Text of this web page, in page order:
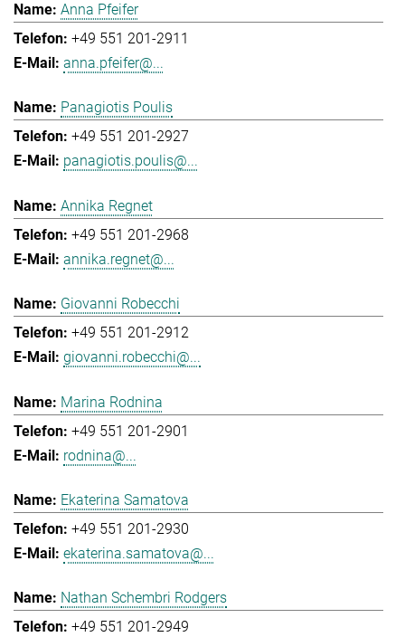
Anna Pfeifer
+49 551 201-2911
anna.pfeifer@...
Panagiotis Poulis
+49 551 201-2927
panagiotis.poulis@...
Annika Regnet
+49 551 201-2968
annika.regnet@...
Giovanni Robecchi
+49 551 201-2912
giovanni.robecchi@...
Marina Rodnina
+49 551 201-2901
rodnina@...
Ekaterina Samatova
+49 551 201-2930
ekaterina.samatova@...
Nathan Schembri Rodgers
+49 551 201-2949